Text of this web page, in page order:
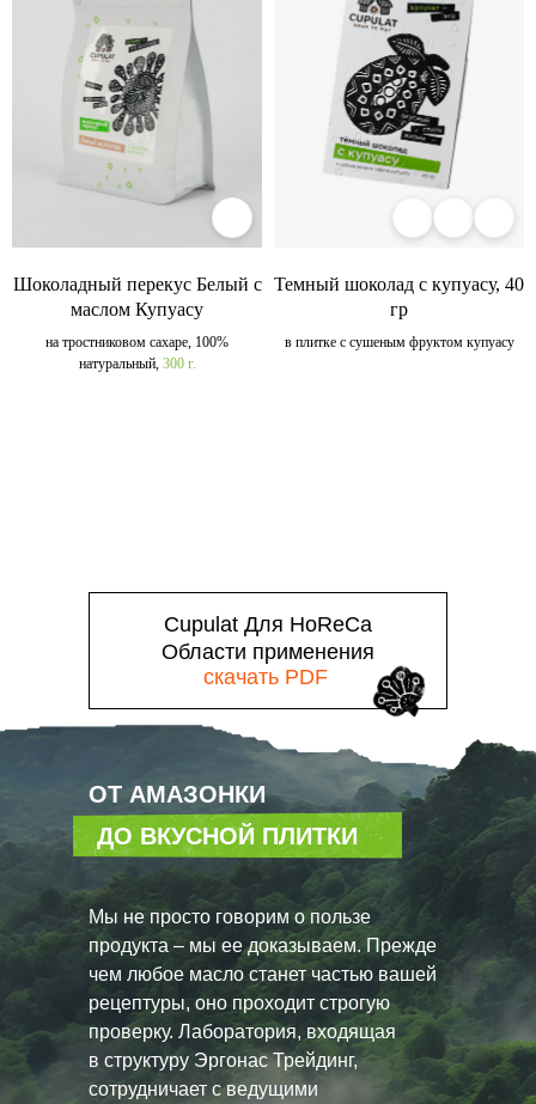
Шоколадный перекус Белый с
маслом Купуасу
на тростниковом сахаре, 100%
натуральный, 300 г.
Темный шоколад с купуасу, 40
гр
в плитке с сушеным фруктом купуасу
скачать PDF
Cupulat Для HoReCa
Области применения
ОТ АМАЗОНКИ
ДО ВКУСНОЙ ПЛИТКИ
Мы не просто говорим о пользе
продукта – мы ее доказываем. Прежде
чем любое масло станет частью вашей
рецептуры, оно проходит строгую
проверку. Лаборатория, входящая
в структуру Эргонас Трейдинг,
сотрудничает с ведущими